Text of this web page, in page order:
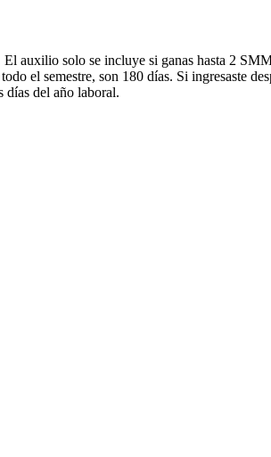
El auxilio solo se incluye si ganas hasta 2
el semestre, son 180 días. Si ingresaste
días del año laboral.